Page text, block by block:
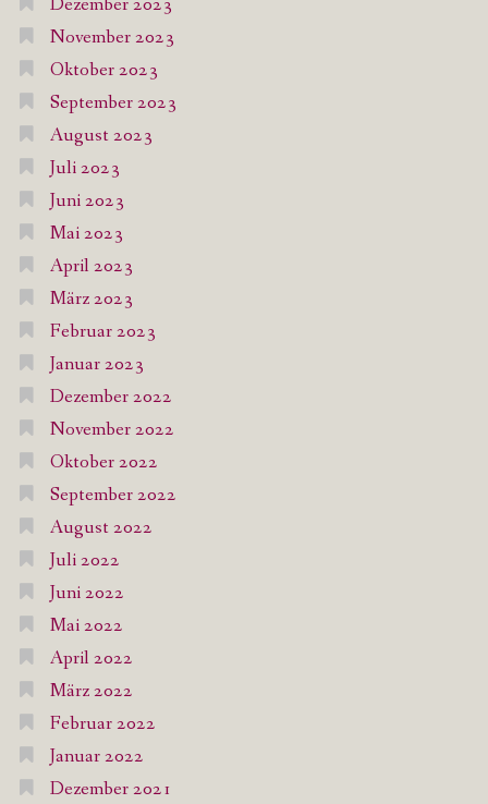
November 2023
Oktober 2023
September 2023
August 2023
Juli 2023
Juni 2023
Mai 2023
April 2023
März 2023
Februar 2023
Januar 2023
Dezember 2022
November 2022
Oktober 2022
September 2022
August 2022
Juli 2022
Juni 2022
Mai 2022
April 2022
März 2022
Februar 2022
Januar 2022
Dezember 2021